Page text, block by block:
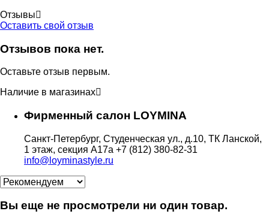
Отзывы
Оставить свой отзыв
Отзывов пока нет.
Оставьте отзыв первым.
Наличие в магазинах
Фирменный салон LOYMINA
Санкт-Петербург, Студенческая ул., д.10, ТК Ланской,
1 этаж, секция А17а +7 (812) 380-82-31
info@loyminastyle.ru
Вы еще не просмотрели ни один товар.